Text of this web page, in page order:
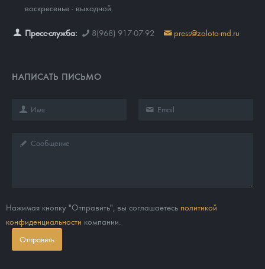
воскресенье - выходной.
Пресс-служба: 8(968) 917-07-92 press@zoloto-md.ru
НАПИСАТЬ ПИСЬМО
Нажимая кнопку "Отправить", вы соглашаетесь политикой
конфиденциальности компании.
Отправить